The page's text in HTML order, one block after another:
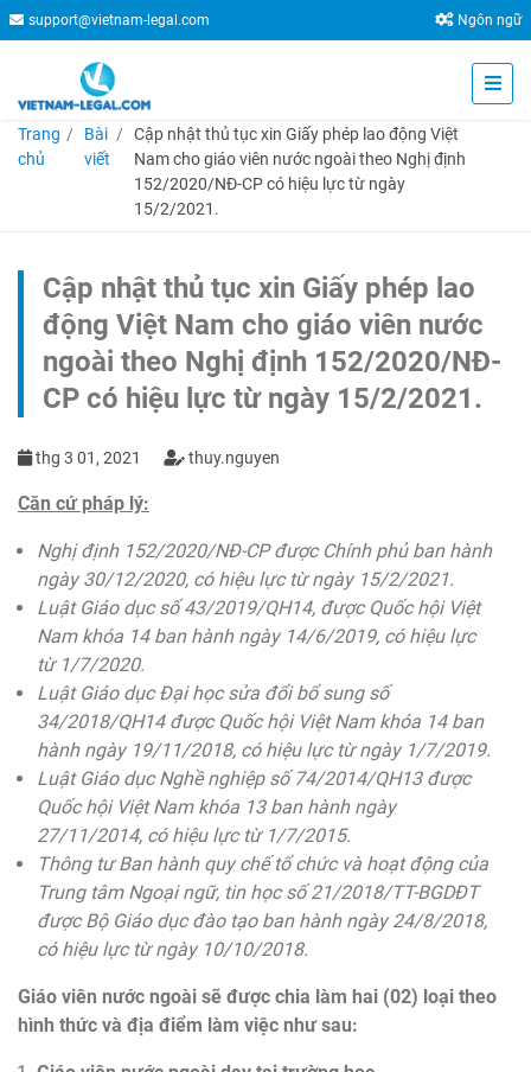
support@vietnam-legal.com Ngôn ngữ
Trang
chủ
Bài
viết
Cập nhật thủ tục xin Giấy phép lao động Việt
Nam cho giáo viên nước ngoài theo Nghị định
152/2020/NĐ-CP có hiệu lực từ ngày
15/2/2021.
Cập nhật thủ tục xin Giấy phép lao
động Việt Nam cho giáo viên nước
ngoài theo Nghị định 152/2020/NĐ-
CP có hiệu lực từ ngày 15/2/2021.
thg 3 01, 2021 thuy.nguyen
Căn cứ pháp lý:
Nghị định 152/2020/NĐ-CP được Chính phủ ban hành
ngày 30/12/2020, có hiệu lực từ ngày 15/2/2021.
Luật Giáo dục số 43/2019/QH14, được Quốc hội Việt
Nam khóa 14 ban hành ngày 14/6/2019, có hiệu lực
từ 1/7/2020.
Luật Giáo dục Đại học sửa đổi bổ sung số
34/2018/QH14 được Quốc hội Việt Nam khóa 14 ban
hành ngày 19/11/2018, có hiệu lực từ ngày 1/7/2019.
Luật Giáo dục Nghề nghiệp số 74/2014/QH13 được
Quốc hội Việt Nam khóa 13 ban hành ngày
27/11/2014, có hiệu lực từ 1/7/2015.
Thông tư Ban hành quy chế tổ chức và hoạt động của
Trung tâm Ngoại ngữ, tin học số 21/2018/TT-BGDĐT
được Bộ Giáo dục đào tạo ban hành ngày 24/8/2018,
có hiệu lực từ ngày 10/10/2018.
Giáo viên nước ngoài sẽ được chia làm hai (02) loại theo
hình thức và địa điểm làm việc như sau: